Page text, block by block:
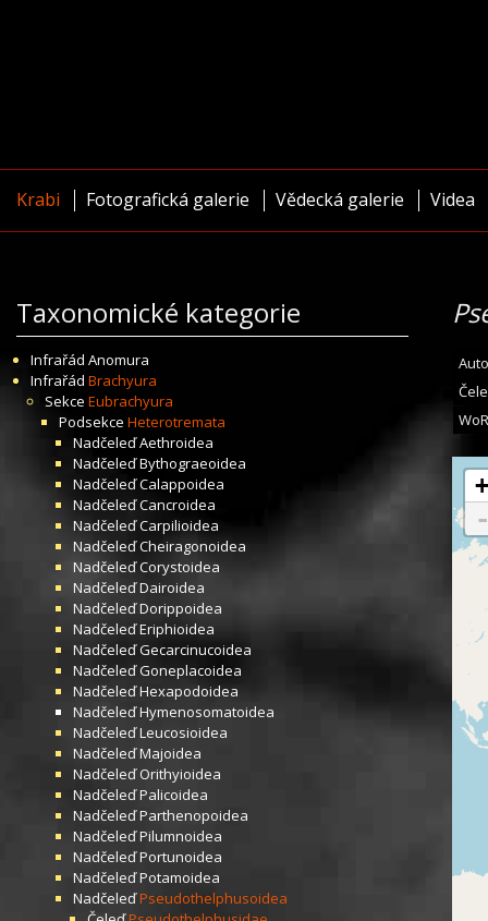
Krabi Fotografická galerie Vědecká galerie Videa
Taxonomické kategorie
Infrařád Anomura
Infrařád Brachyura
Sekce Eubrachyura
Podsekce Heterotremata
NadčeleďAethroidea
NadčeleďBythograeoidea
NadčeleďCalappoidea
NadčeleďCancroidea
NadčeleďCarpilioidea
NadčeleďCheiragonoidea
NadčeleďCorystoidea
NadčeleďDairoidea
NadčeleďDorippoidea
NadčeleďEriphioidea
NadčeleďGecarcinucoidea
NadčeleďGoneplacoidea
NadčeleďHexapodoidea
NadčeleďHymenosomatoidea
NadčeleďLeucosioidea
NadčeleďMajoidea
NadčeleďOrithyioidea
NadčeleďPalicoidea
NadčeleďParthenopoidea
NadčeleďPilumnoidea
NadčeleďPortunoidea
NadčeleďPotamoidea
NadčeleďPseudothelphusoidea
+